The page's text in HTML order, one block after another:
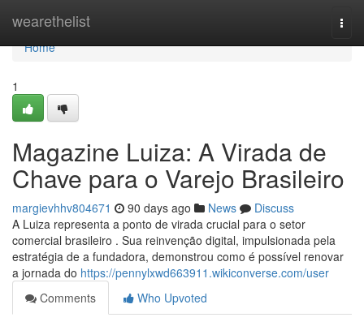
wearethelist
Home
Home
1
Magazine Luiza: A Virada de
Chave para o Varejo Brasileiro
margievhhv804671 90 days ago News
Discuss
A Luiza representa a ponto de virada crucial para o setor
comercial brasileiro . Sua reinvenção digital, impulsionada pela
estratégia de a fundadora, demonstrou como é possível renovar
a jornada do https://pennylxwd663911.wikiconverse.com/user
Comments
Who Upvoted